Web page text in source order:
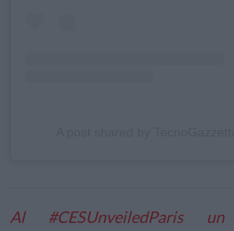
Al #CESUnveiledParisun